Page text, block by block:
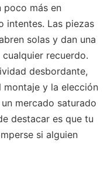
poco más en
intentes. Las piezas
solas y dan una
recuerdo.
desbordante,
montaje y la elección
mercado saturado
destacar es que tu
si alguien